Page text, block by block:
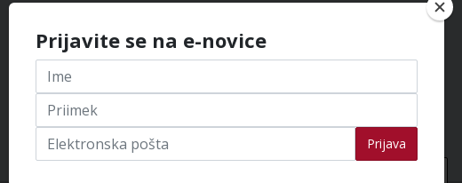
Prijavite se na e-novice
Prijava